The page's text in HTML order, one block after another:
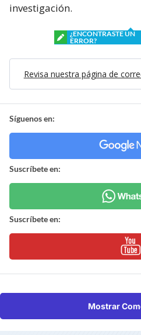
investigación.
¿ENCONTRASTE UN
ERROR?
Revisa nuestra página de
Síguenos en:
Suscríbete en:
Suscríbete en:
Mostrar